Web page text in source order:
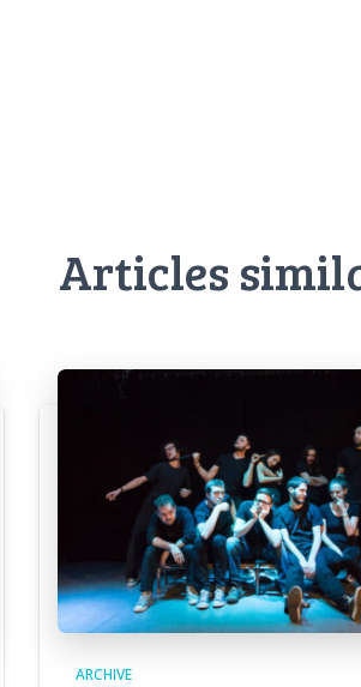
Articles
ARCHIVE